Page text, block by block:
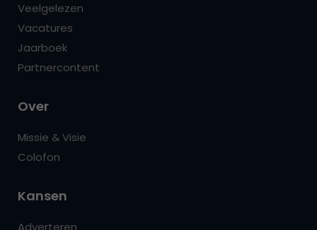
Veelgelezen
Vacatures
Jaarboek
Partnercontent
Over
Missie & Visie
Colofon
Kansen
Adverteren